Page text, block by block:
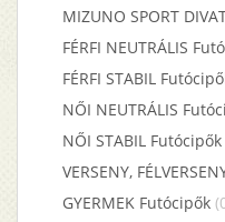
MIZUNO SPORT
FÉRFI NEUTRÁLIS
FÉRFI STABIL
NŐI NEUTRÁLIS
NŐI STABIL Futócipők
VERSENY,
GYERMEK Futócipők